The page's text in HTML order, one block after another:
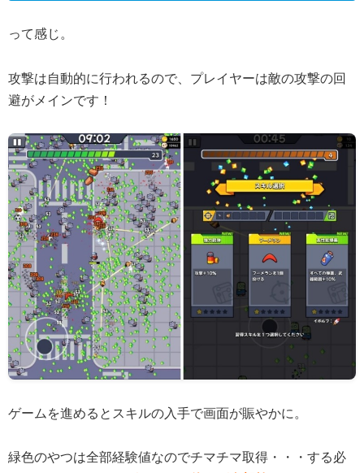
って感じ。
攻撃は自動的に行われるので、プレイヤーは敵の攻撃の回
避がメインです！
ゲームを進めるとスキルの入手で画面が賑やかに。
緑色のやつは全部経験値なのでチマチマ取得・・・する必